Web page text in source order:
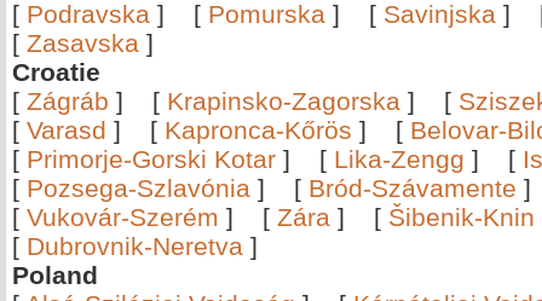
[ Podravska ] [ Pomurska ] [ Savinjska ]
[ Zasavska ]
Croatie
[ Zágráb ] [ Krapinsko-Zagorska ] [
[ Varasd ] [ Kapronca-Kőrös ] [ Belovar-
[ Primorje-Gorski Kotar ] [ Lika-Zengg ] [
[ Pozsega-Szlavónia ] [ Bród-Szávamente
[ Vukovár-Szerém ] [ Zára ] [ Šibenik-Knin
[ Dubrovnik-Neretva ]
Poland